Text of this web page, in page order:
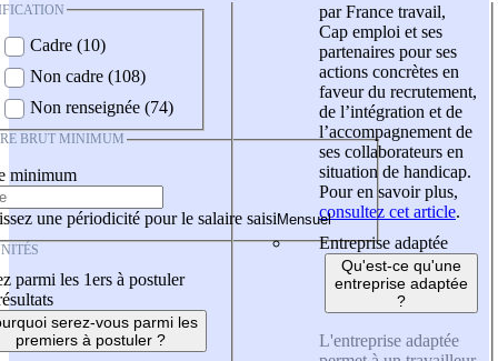
Cadre (10)
Non cadre (108)
Non renseignée (74)
BRUT MINIMUM
minimum
une périodicité pour le salaire saisi
parmi les 1ers à postuler
serez-vous parmi les
premiers à postuler ?
par France travail,
Cap emploi et ses
partenaires pour ses
actions concrètes en
faveur du recrutement,
de l’intégration et de
l’accompagnement de
ses collaborateurs en
situation de handicap.
Pour en savoir plus,
consultez cet article.
Entreprise adaptée
Qu'est-ce qu'une
entreprise adaptée
?
L'entreprise adaptée